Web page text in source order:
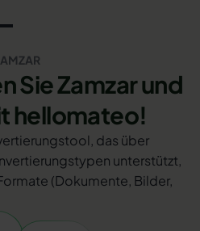
Sie Zamzar und
hellomateo!
das über
unterstützt,
(Dokumente, Bilder,